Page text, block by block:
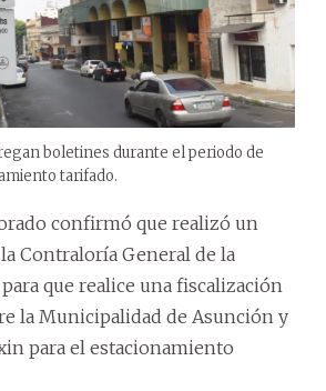
boletines durante el periodo de
tarifado.
confirmó que realizó un
Contraloría General de la
que realice una fiscalización
la Municipalidad de Asunción y
para el estacionamiento